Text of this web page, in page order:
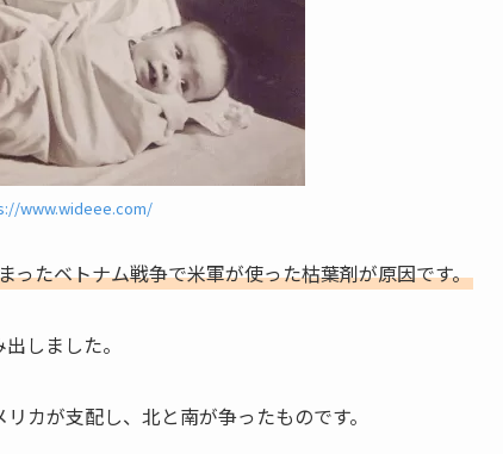
www.wideee.com/
たベトナム戦争で米軍が使った枯葉剤が原因です。
しました。
カが支配し、北と南が争ったものです。